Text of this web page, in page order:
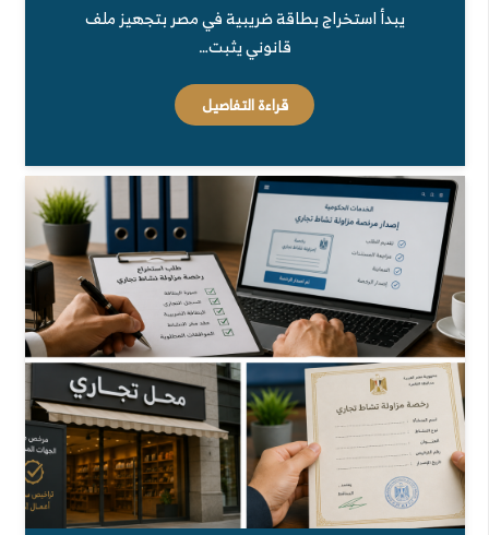
يبدأ استخراج بطاقة ضريبية في مصر بتجهيز ملف
قانوني يثبت…
قراءة التفاصيل